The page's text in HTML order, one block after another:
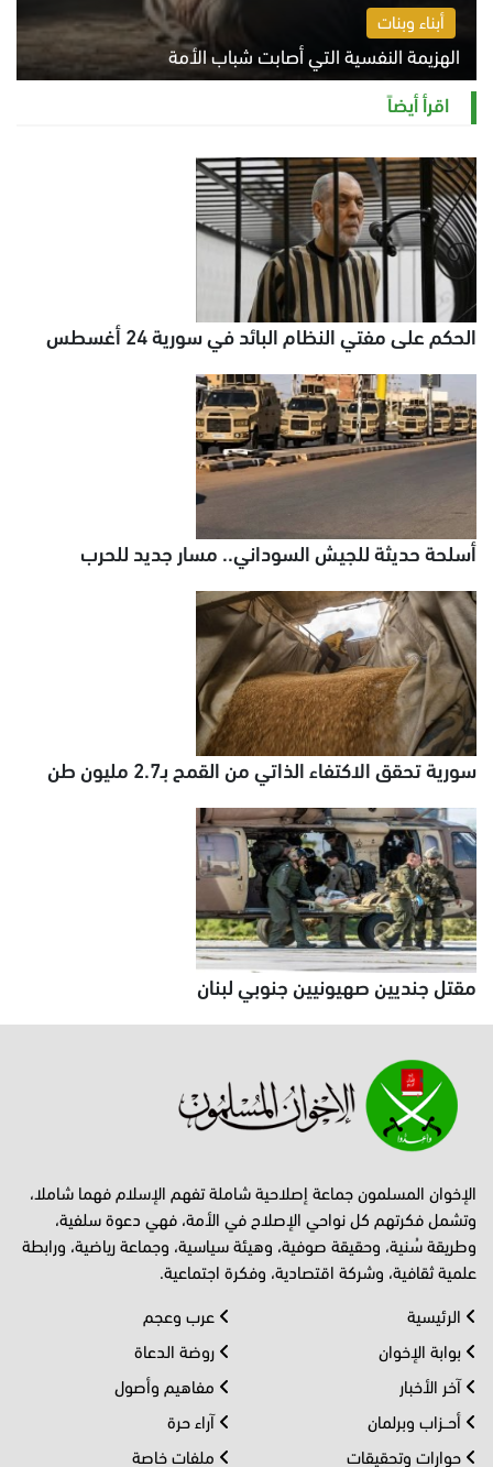
أبناء وبنات
الهزيمة النفسية التي أصابت شباب الأمة
الخميس 6 أغسطس 2026 11:12 ص
اقرأ أيضاً
الحكم على مفتي النظام البائد في سورية 24 أغسطس
أسلحة حديثة للجيش السوداني.. مسار جديد للحرب
سورية تحقق الاكتفاء الذاتي من القمح بـ2.7 مليون طن
مقتل جنديين صهيونيين جنوبي لبنان
الإخوان المسلمون جماعة إصلاحية شاملة تفهم الإسلام فهما شاملا،
وتشمل فكرتهم كل نواحي الإصلاح في الأمة، فهي دعوة سلفية،
وطريقة سُنية، وحقيقة صوفية، وهيئة سياسية، وجماعة رياضية، ورابطة
علمية ثقافية، وشركة اقتصادية، وفكرة اجتماعية.
الرئيسية
بوابة الإخوان
آخر الأخبار
أحــزاب وبرلمان
حوارات وتحقيقات
عرب وعجم
روضة الدعاة
مفاهيم وأصول
آراء حرة
ملفات خاصة